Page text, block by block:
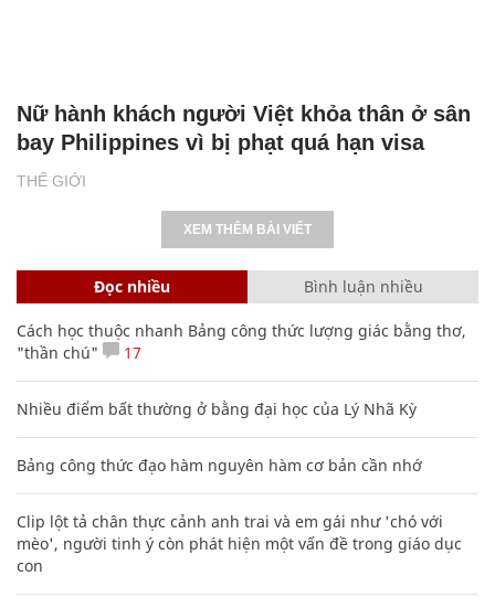
THẾ GIỚI
Nữ hành khách người Việt khỏa thân ở sân
bay Philippines vì bị phạt quá hạn visa
XEM THÊM BÀI VIẾT
Đọc nhiều Bình luận nhiều
Cách học thuộc nhanh Bảng công thức lượng giác bằng thơ,
"thần chú"
17
Nhiều điểm bất thường ở bằng đại học của Lý Nhã Kỳ
Bảng công thức đạo hàm nguyên hàm cơ bản cần nhớ
Clip lột tả chân thực cảnh anh trai và em gái như 'chó với
mèo', người tinh ý còn phát hiện một vấn đề trong giáo dục
con